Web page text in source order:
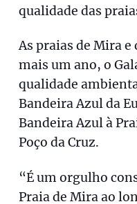
qualidade das
As praias de Mira
mais um ano, o
qualidade
Bandeira Azul da
Bandeira Azul à
Poço da Cruz.
“É um orgulho
Praia de Mira ao